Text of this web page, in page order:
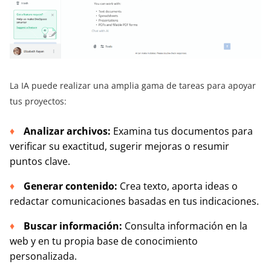
La IA puede realizar una amplia gama de tareas para apoyar
tus proyectos:
Analizar archivos: Examina tus documentos para
verificar su exactitud, sugerir mejoras o resumir
puntos clave.
Generar contenido: Crea texto, aporta ideas o
redactar comunicaciones basadas en tus indicaciones.
Buscar información: Consulta información en la
web y en tu propia base de conocimiento
personalizada.